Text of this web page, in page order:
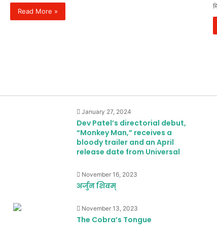
Read More »
January 27, 2024
Dev Patel’s directorial debut,
“Monkey Man,” receives a
bloody trailer and an April
release date from Universal
November 16, 2023
अर्जुन शिवम्
November 13, 2023
The Cobra’s Tongue